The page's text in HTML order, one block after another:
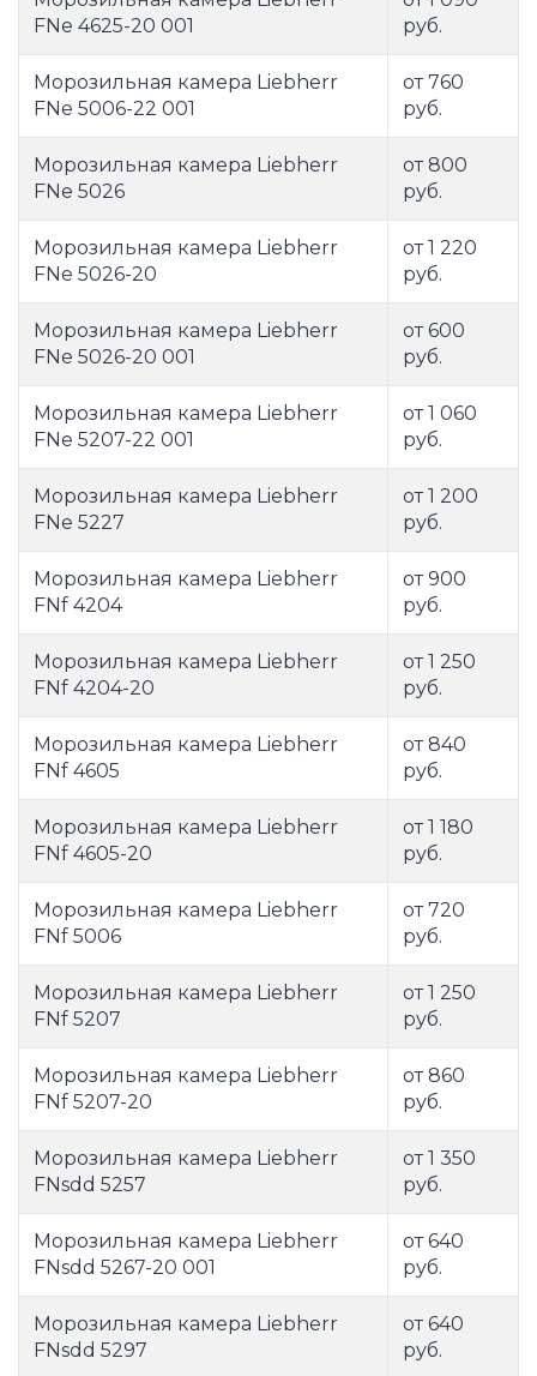
FNe 4625-20 001
руб.
Морозильная камера Liebherr
FNe 5006-22 001
от 760
руб.
Морозильная камера Liebherr
FNe 5026
от 800
руб.
Морозильная камера Liebherr
FNe 5026-20
от 1 220
руб.
Морозильная камера Liebherr
FNe 5026-20 001
от 600
руб.
Морозильная камера Liebherr
FNe 5207-22 001
от 1 060
руб.
Морозильная камера Liebherr
FNe 5227
от 1 200
руб.
Морозильная камера Liebherr
FNf 4204
от 900
руб.
Морозильная камера Liebherr
FNf 4204-20
от 1 250
руб.
Морозильная камера Liebherr
FNf 4605
от 840
руб.
Морозильная камера Liebherr
FNf 4605-20
от 1 180
руб.
Морозильная камера Liebherr
FNf 5006
от 720
руб.
Морозильная камера Liebherr
FNf 5207
от 1 250
руб.
Морозильная камера Liebherr
FNf 5207-20
от 860
руб.
Морозильная камера Liebherr
FNsdd 5257
от 1 350
руб.
Морозильная камера Liebherr
FNsdd 5267-20 001
от 640
руб.
Морозильная камера Liebherr
FNsdd 5297
от 640
руб.